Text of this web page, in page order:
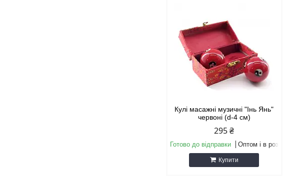
Кулі масажні музичні "Інь Янь"
червоні (d-4 см)
295 ₴
Готово до відправки Оптом і в роздріб
Купити